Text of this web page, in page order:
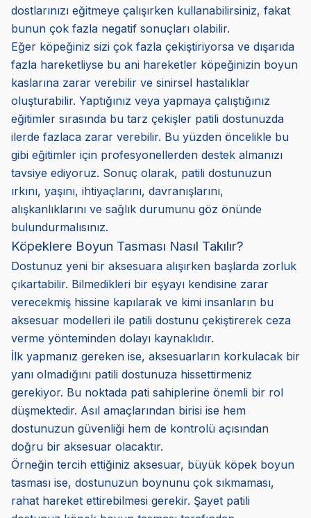
dostlarınızı eğitmeye çalışırken kullanabilirsiniz, fakat
bunun çok fazla negatif sonuçları olabilir.
Eğer köpeğiniz sizi çok fazla çekiştiriyorsa ve dışarıda
fazla hareketliyse bu ani hareketler köpeğinizin boyun
kaslarına zarar verebilir ve sinirsel hastalıklar
oluşturabilir. Yaptığınız veya yapmaya çalıştığınız
eğitimler sırasında bu tarz çekişler patili dostunuzda
ilerde fazlaca zarar verebilir. Bu yüzden öncelikle bu
gibi eğitimler için profesyonellerden destek almanızı
tavsiye ediyoruz. Sonuç olarak, patili dostunuzun
ırkını, yaşını, ihtiyaçlarını, davranışlarını,
alışkanlıklarını ve sağlık durumunu göz önünde
bulundurmalısınız.
Köpeklere Boyun Tasması Nasıl Takılır?
Dostunuz yeni bir aksesuara alışırken başlarda zorluk
çıkartabilir. Bilmedikleri bir eşyayı kendisine zarar
verecekmiş hissine kapılarak ve kimi insanların bu
aksesuar modelleri ile patili dostunu çekiştirerek ceza
verme yönteminden dolayı kaynaklıdır.
İlk yapmanız gereken ise, aksesuarların korkulacak bir
yanı olmadığını patili dostunuza hissettirmeniz
gerekiyor. Bu noktada pati sahiplerine önemli bir rol
düşmektedir. Asıl amaçlarından birisi ise hem
dostunuzun güvenliği hem de kontrolü açısından
doğru bir aksesuar olacaktır.
Örneğin tercih ettiğiniz aksesuar, büyük köpek boyun
tasması ise, dostunuzun boynunu çok sıkmaması,
rahat hareket ettirebilmesi gerekir. Şayet patili